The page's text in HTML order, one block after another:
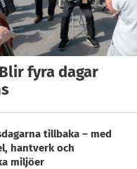
fyra dagar
tillbaka – med
hantverk och
miljöer